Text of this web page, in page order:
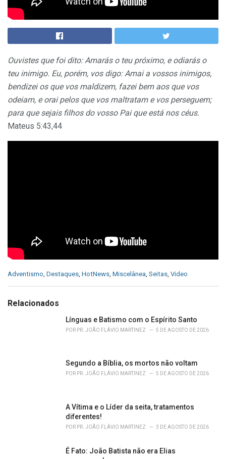
Ouvistes que foi dito: Amarás o teu próximo, e odiarás o
teu inimigo. Eu, porém, vos digo: Amai a vossos inimigos,
bendizei os que vos maldizem, fazei bem aos que vos
odeiam, e orai pelos que vos maltratam e vos perseguem;
para que sejais filhos do vosso Pai que está nos céus.
Mateus 5:43,44
C
e
Adventismo, Destaques, HotNews, Miscelânea, Seitas, Video
Relacionados
Línguas e Batismo com o Espírito Santo
POR PR. JOÃO FLÁVIO MARTINEZ 5 DE AGOSTO DE 2026
Segundo a Bíblia, os mortos não voltam
POR PR. JOÃO FLÁVIO MARTINEZ 5 DE AGOSTO DE 2026
A Vítima e o Líder da seita, tratamentos
diferentes!
POR PR. JOÃO FLÁVIO MARTINEZ 3 DE AGOSTO DE 2026
É Fato: João Batista não era Elias